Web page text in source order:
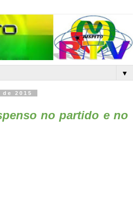
▼
2015
no partido e no